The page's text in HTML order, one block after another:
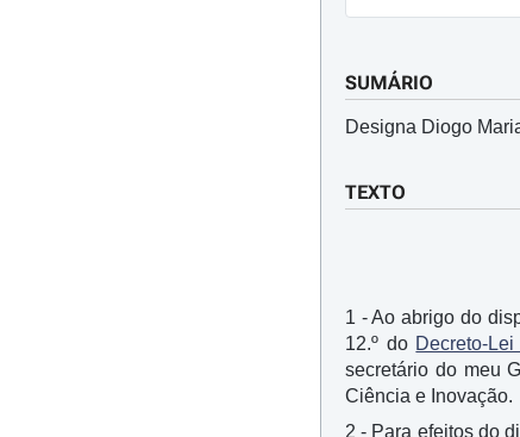
SUMÁRIO
Designa Diogo
TEXTO
1 - Ao abrigo do
12.º do Decreto-
secretário do meu
Ciência e Inovação.
2 - Para efeitos do